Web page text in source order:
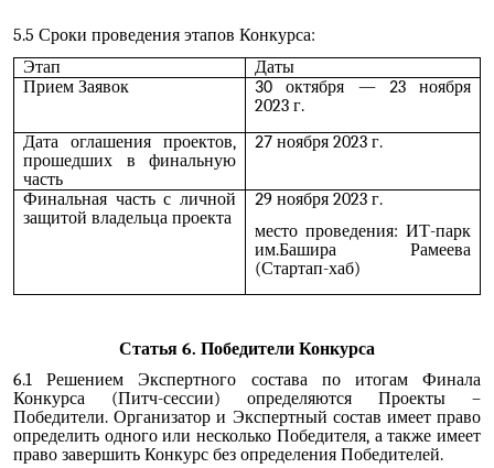
5.5 Сроки проведения этапов Конкурса:
Этап
Даты
Прием Заявок
30октября — 23 ноября
2023 г.
Дата оглашения проектов,
прошедших в финальную
часть
27ноября 2023 г.
Финальная часть с личной
защитой владельца проекта
29 ноября 2023 г.
место проведения: ИТ-парк
им.Башира Рамеева
(Стартап-хаб)
Статья 6. Победители Конкурса
6.1 Решением Экспертного состава по итогам Финала
Конкурса (Питч-сессии) определяются Проекты –
Победители. Организатор и Экспертный состав имеет право
определить одного или несколько Победителя, а также имеет
право завершить Конкурс без определения Победителей.